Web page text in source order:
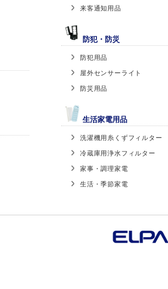
来客通知用品
防犯・防災
防犯用品
屋外センサーライト
防災用品
生活家電用品
洗濯機用糸くずフィルター
冷蔵庫用浄水フィルター
家事・調理家電
生活・季節家電